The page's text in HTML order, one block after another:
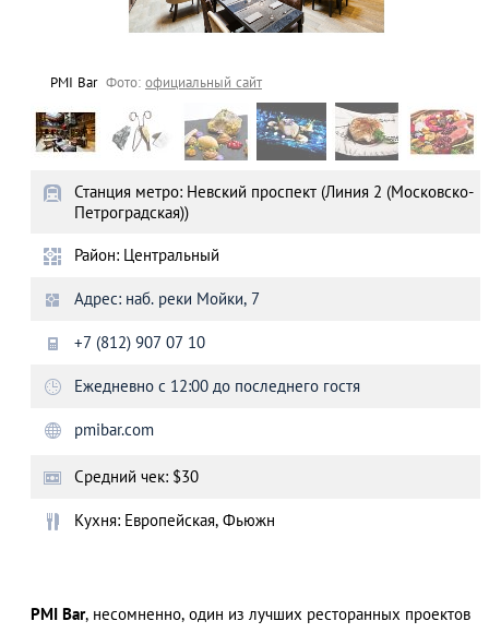
PMI Bar Фото:официальный сайт
Станция метро: Невский проспект (Линия 2 (Московско-
Петроградская))
Район: Центральный
Адрес: наб. реки Мойки, 7
+7 (812) 907 07 10
Ежедневно с 12:00 до последнего гостя
pmibar.com
Средний чек: $30
Кухня: Европейская, Фьюжн
PMI Bar, несомненно, один из лучших ресторанных проектов